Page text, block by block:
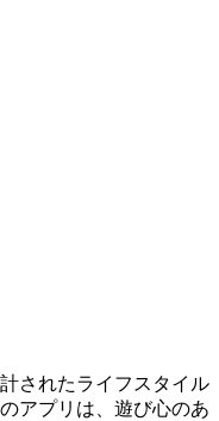
されたライフスタイル
アプリは、遊び心のあ